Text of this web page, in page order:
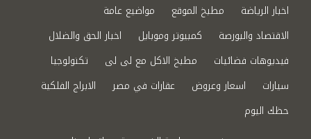
اخبار الرياضة
مطبخ الموقع
مواضيع عامة
الاقتصاد والبورصة
كمبيوتر وموبايل
اخبار الحق والضلال
فيديوهات فضائيات
مطبخ الاكل مع لى لى
تكنولوجيا
سيارات
اسعار وعروض عقارات في مصر
الابراج الفلكية
حظك اليوم